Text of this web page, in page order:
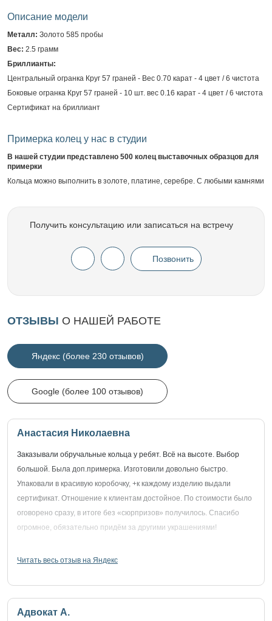
Описание модели
Металл: Золото 585 пробы
Вес: 2.5 грамм
Бриллианты:
Центральный огранка Круг 57 граней - Вес 0.70 карат - 4 цвет / 6 чистота
Боковые огранка Круг 57 граней - 10 шт. вес 0.16 карат - 4 цвет / 6 чистота
Сертификат на бриллиант
Примерка колец у нас в студии
В нашей студии представлено 500 колец выставочных образцов для
примерки
Кольца можно выполнить в золоте, платине, серебре. С любыми камнями
Получить консультацию или записаться на встречу
Позвонить
ОТЗЫВЫ О НАШЕЙ РАБОТЕ
Яндекс (более 230 отзывов)
Google (более 100 отзывов)
Анастасия Николаевна
Заказывали обручальные кольца у ребят. Всё на высоте. Выбор
большой. Была доп.примерка. Изготовили довольно быстро.
Упаковали в красивую коробочку, +к каждому изделию выдали
сертификат. Отношение к клиентам достойное. По стоимости было
оговорено сразу, в итоге без «сюрпризов» получилось. Спасибо
огромное, обязательно придём за другими украшениями!
Читать весь отзыв на Яндекс
Адвокат А.